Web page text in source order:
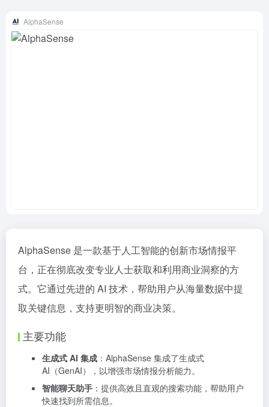
AlphaSense
AlphaSense 是一款基于人工智能的创新市场情报平
台，正在彻底改变专业人士获取和利用商业洞察的方
式。它通过先进的 AI 技术，帮助用户从海量数据中提
取关键信息，支持更明智的商业决策。
主要功能
生成式 AI 集成 ：AlphaSense 集成了生成式
AI（GenAI），以增强市场情报分析能力。
智能聊天助手 ：提供高效且直观的搜索功能，帮助用户
快速找到所需信息。